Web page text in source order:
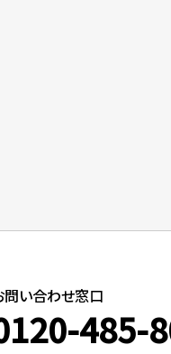
問い合わせ窓口
485-